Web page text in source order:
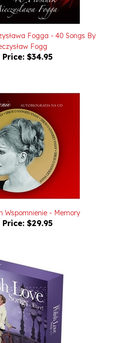
Fogga - 40 Songs By
Fogg
Price: $34.95
Wspomnienie - Memory
Price: $29.95